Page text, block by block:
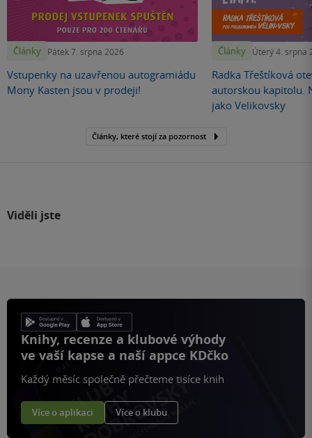
Články Pátek 7. srpna 2026
Vstupenky na uzavřenou autogramiádu
Mony Kasten jsou v prodeji!
Články Úterý 4. srpna
Radka Třeštíková
autorskou kapitolu.
jako Velikovsky
Články, které stojí za pozornost
Viděli jste
Knihy, recenze a klubové výhody
ve vaší kapse a naší appce KDčko
Každý měsíc společně přečteme tisíce knih
Více o aplikaci Více o klubu